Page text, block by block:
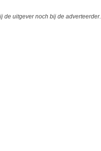
de uitgever noch bij de adverteerder.